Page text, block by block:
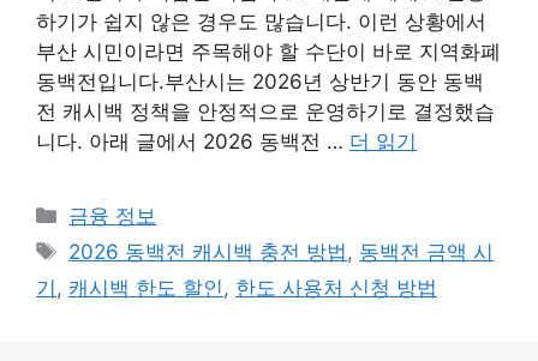
하기가 쉽지 않은 경우도 많습니다. 이런 상황에서
부산 시민이라면 주목해야 할 수단이 바로 지역화폐
동백전입니다.부산시는 2026년 상반기 동안 동백
전 캐시백 정책을 안정적으로 운영하기로 결정했습
니다. 아래 글에서 2026 동백전 … 더 읽기
카
테
리
금융 정보
태
그
2026 동백전 캐시백 충전 방법 , 동백전 금액 시
기 , 캐시백 한도 할인 , 한도 사용처 신청 방법